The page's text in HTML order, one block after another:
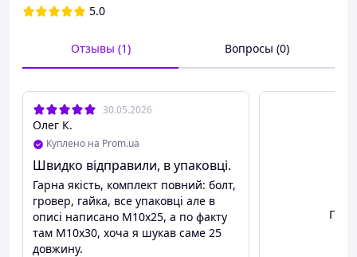
5.0
Отзывы (1) Вопросы (0)
30.05.2026
Олег К.
Куплено на Prom.ua
Швидко відправили, в упаковці.
Гарна якість, комплект повний: болт,
гровер, гайка, все упаковці але в
описі написано М10х25, а по факту
там М10х30, хоча я шукав саме 25
довжину.